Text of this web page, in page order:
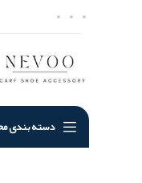
دسته بندی